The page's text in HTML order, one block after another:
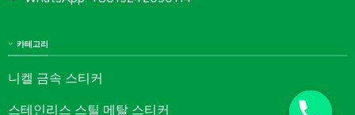
카테고리
니켈 금속 스티커
스테인리스 스틸 메탈 스티커